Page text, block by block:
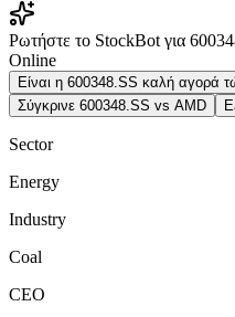
Ρωτήστε το StockBot για
Online
Είναι η 600348.SS καλή αγορά
Σύγκρινε 600348.SS vs AMD
Sector
Energy
Industry
Coal
CEO